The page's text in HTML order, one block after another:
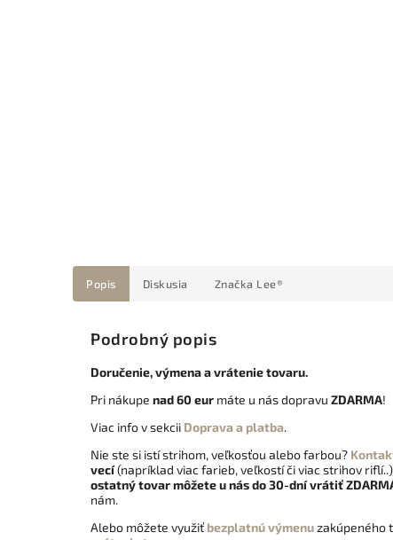
Popis Diskusia Značka Lee®
Podrobný popis
Doručenie, výmena a vrátenie tovaru.
Pri nákupe nad 60 eur máte u nás dopravu ZDARMA!
Viac info v sekcii Doprava a platba.
Nie ste si istí strihom, veľkosťou alebo farbou?
vecí(napríklad viac farieb, veľkostí či viac strihov
ostatný tovar môžete u nás do 30-dní vrátiť
nám.
Alebo môžete využiť bezplatnú výmenuzakúpeného